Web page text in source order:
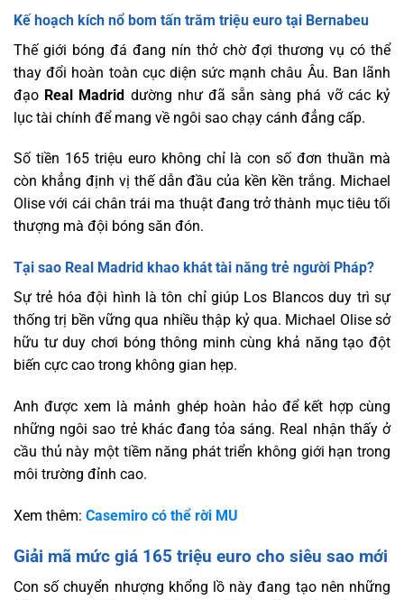
Kế hoạch kích nổ bom tấn trăm triệu euro tại Bernabeu
Thế giới bóng đá đang nín thở chờ đợi thương vụ có thể
thay đổi hoàn toàn cục diện sức mạnh châu Âu. Ban lãnh
đạo Real Madrid dường như đã sẵn sàng phá vỡ các kỷ
lục tài chính để mang về ngôi sao chạy cánh đẳng cấp.
Số tiền 165 triệu euro không chỉ là con số đơn thuần mà
còn khẳng định vị thế dẫn đầu của kền kền trắng. Michael
Olise với cái chân trái ma thuật đang trở thành mục tiêu tối
thượng mà đội bóng săn đón.
Tại sao Real Madrid khao khát tài năng trẻ người Pháp?
Sự trẻ hóa đội hình là tôn chỉ giúp Los Blancos duy trì sự
thống trị bền vững qua nhiều thập kỷ qua. Michael Olise sở
hữu tư duy chơi bóng thông minh cùng khả năng tạo đột
biến cực cao trong không gian hẹp.
Anh được xem là mảnh ghép hoàn hảo để kết hợp cùng
những ngôi sao trẻ khác đang tỏa sáng. Real nhận thấy ở
cầu thủ này một tiềm năng phát triển không giới hạn trong
môi trường đỉnh cao.
Xem thêm: Casemiro có thể rời MU
Giải mã mức giá 165 triệu euro cho siêu sao mới
Con số chuyển nhượng khổng lồ này đang tạo nên những